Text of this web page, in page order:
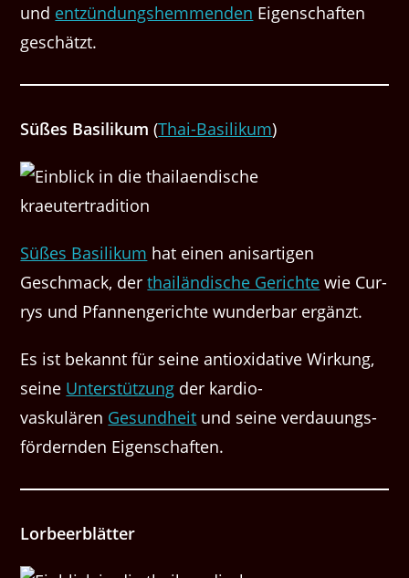
und entzün­dung­shem­menden Eigen­schaften
geschätzt.
Süßes Basi­likum(Thai-Basi­likum)
Süßes Basi­likum hat einen anis­ar­ti­gen
Geschmack, derthailändis­che Gerichte wie Cur­
rys und Pfan­nen­gerichte wun­der­bar ergänzt.
Es ist bekan­nt für seine antiox­ida­tive Wirkung,
seine Unter­stützung der kar­dio­
vaskulären Gesund­heit und seine ver­dau­ungs­
fördern­den Eigenschaften.
Lor­beerblät­ter